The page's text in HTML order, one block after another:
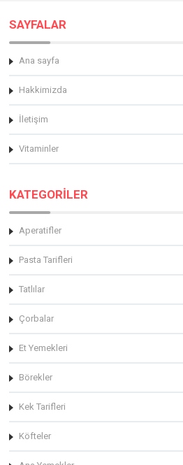
SAYFALAR
Ana sayfa
Hakkimizda
İletişim
Vitaminler
KATEGORİLER
Aperatifler
Pasta Tarifleri
Tatlılar
Çorbalar
Et Yemekleri
Börekler
Kek Tarifleri
Köfteler